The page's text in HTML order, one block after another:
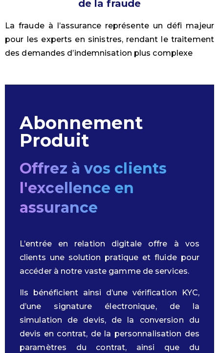
de la fraude
La fraude à l’assurance représente un défi majeur
pour les experts en sinistres, rendant le traitement
des demandes d’indemnisation plus complexe
Abonnement
Produit
Offrez à vos clients
l'excellence en
assurance
L’entrée en relation digitale offre à vos
clients une solution pratique et fluide pour
accéder à notre vaste gamme de services.
Ils bénéficient ainsi d’une vérification KYC,
d’une signature électronique, de la
simulation de devis, de la conversion du
devis en contrat, de la personnalisation des
paramètres du contrat, ainsi que du